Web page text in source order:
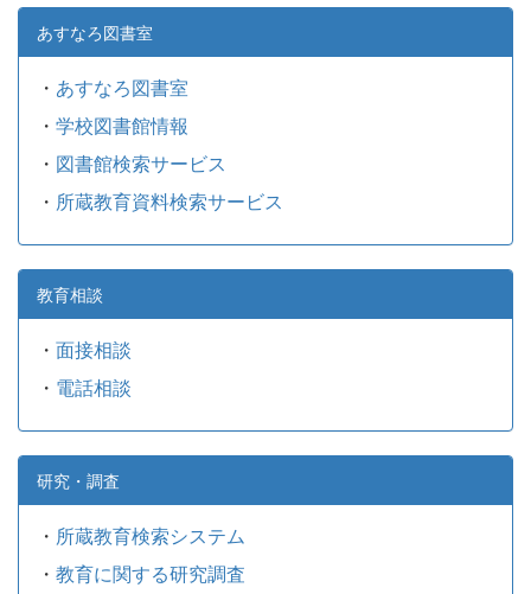
あすなろ図書室
・ あすなろ図書室
・ 学校図書館情報
・ 図書館検索サービス
・ 所蔵教育資料検索サービス
教育相談
・ 面接相談
・ 電話相談
研究・調査
・ 所蔵教育検索システム
・ 教育に関する研究調査